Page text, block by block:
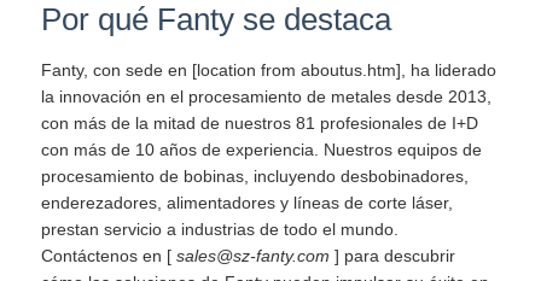
Por qué Fanty se destaca
Fanty, con sede en [location from aboutus.htm], ha liderado
la innovación en el procesamiento de metales desde 2013,
con más de la mitad de nuestros 81 profesionales de I+D
con más de 10 años de experiencia. Nuestros equipos de
procesamiento de bobinas, incluyendo desbobinadores,
enderezadores, alimentadores y líneas de corte láser,
prestan servicio a industrias de todo el mundo.
Contáctenos en [sales@sz-fanty.com ] para descubrir